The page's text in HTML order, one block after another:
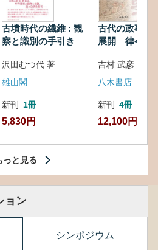
古墳時代の繊維 : 観
察と識別の手引き
沢田むつ代 著
雄山閣
新刊 1冊
5,830円
古代の政事と
展開 律令・
吉村 武彦 編集
八木書店
新刊 4冊
12,100円
っと見る
ョン
シンポジウム